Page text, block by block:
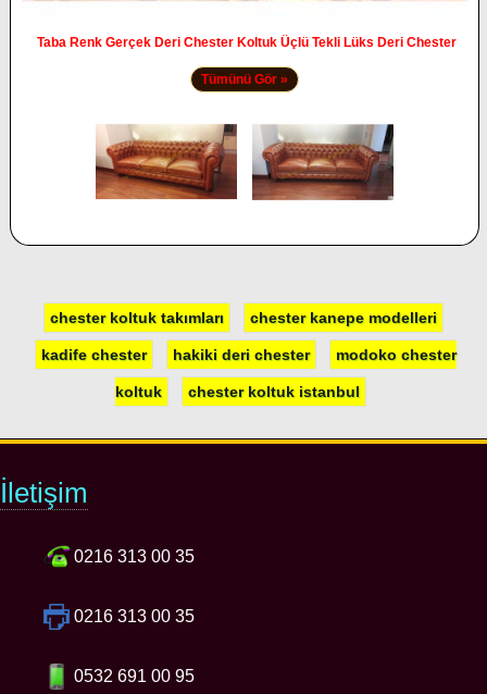
Taba Renk Gerçek Deri Chester Koltuk Üçlü Tekli Lüks Deri Chester
Tümünü Gör »
chester koltuk takımları chester kanepe modelleri
kadife chester hakiki deri chester modoko chester
koltuk chester koltuk istanbul
İletişim
0216 313 00 35
0216 313 00 35
0532 691 00 95